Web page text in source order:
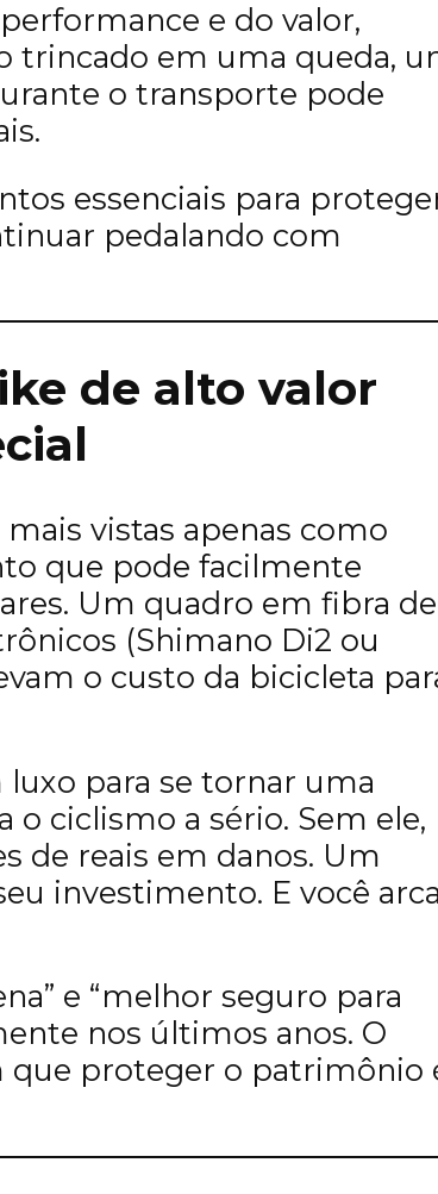
e do valor,
trincado em uma queda,
o transporte pode
essenciais para
pedalando com
de alto valor
vistas apenas como
que pode facilmente
Um quadro em fibra de
(Shimano Di2 ou
o custo da bicicleta
para se tornar uma
o ciclismo a sério. Sem ele,
de reais em danos. Um
investimento. E você
e “melhor seguro para
nos últimos anos. O
que proteger o patrimônio